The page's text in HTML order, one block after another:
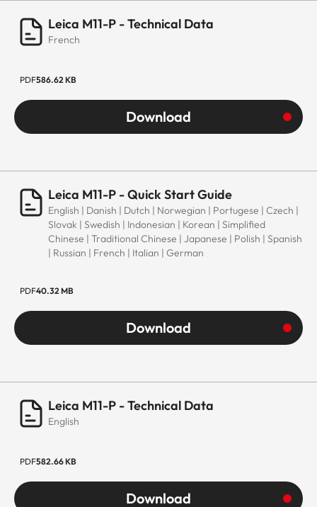
Leica M11-P - Technical Data
French
PDF586.62 KB
Download
Leica M11-P - Quick Start Guide
English | Danish | Dutch | Norwegian | Portugese | Czech |
Slovak | Swedish | Indonesian | Korean | Simplified
Chinese | Traditional Chinese | Japanese | Polish | Spanish
| Russian | French | Italian | German
PDF40.32 MB
Download
Leica M11-P - Technical Data
English
PDF582.66 KB
Download